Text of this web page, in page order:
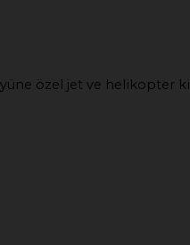
özel jet ve